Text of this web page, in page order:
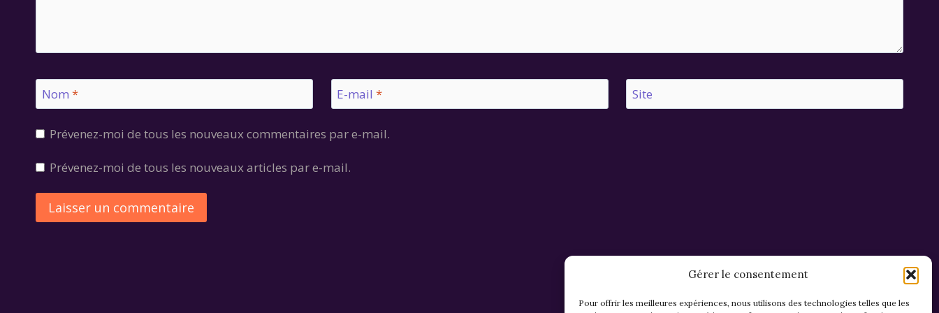
Gérer le consentement
Pour offrir les meilleures expériences, nous utilisons des technologies telles que les
Nom * E-mail * Site
Prévenez-moi de tous les nouveaux commentaires par e-mail.
Prévenez-moi de tous les nouveaux articles par e-mail.